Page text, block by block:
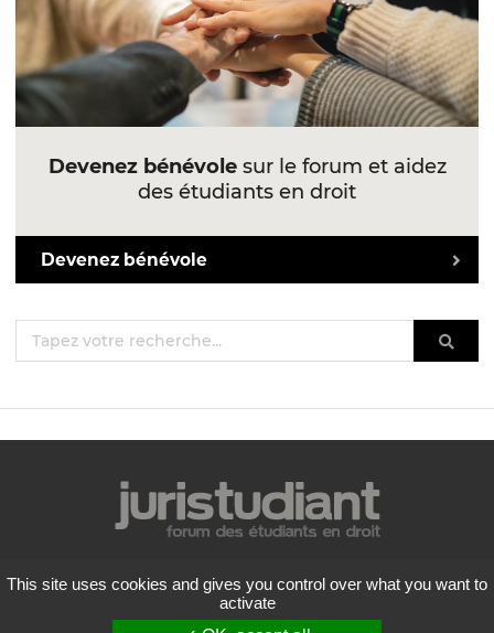
Devenez bénévolesur le forum et aidez
des étudiants en droit
Devenez bénévole
Mentions légales
Politique de confidentialité
Conditions générales d'utilisation
This site uses cookies and gives you control over what you want to
activate